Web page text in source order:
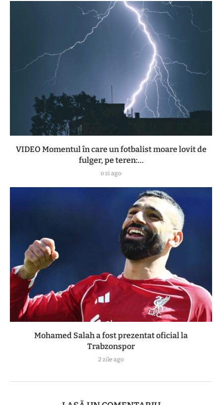
VIDEO Momentul în care un fotbalist moare lovit de
fulger, pe teren:...
o zi ago
Mohamed Salah a fost prezentat oficial la
Trabzonspor
2 zile ago